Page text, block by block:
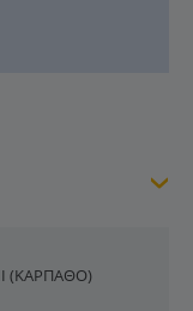
(ΚΆΡΠΑΘΟ)